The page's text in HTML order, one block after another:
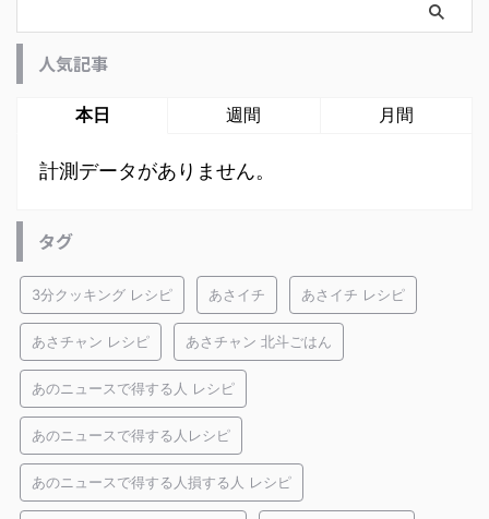
人気記事
本日 週間 月間
計測データがありません。
タグ
3分クッキング レシピ あさイチ あさイチ レシピ
あさチャン レシピ あさチャン 北斗ごはん
あのニュースで得する人 レシピ
あのニュースで得する人レシピ
あのニュースで得する人損する人 レシピ